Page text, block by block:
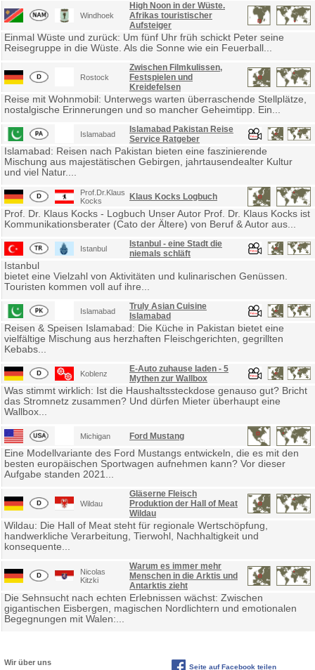
Windhoek
High Noon in der Wüste.
Afrikas touristischer
Aufsteiger
Einmal Wüste und zurück: Um fünf Uhr früh schickt Peter seine
Reisegruppe in die Wüste. Als die Sonne wie ein Feuerball...
Rostock
Zwischen Filmkulissen,
Festspielen und
Kreidefelsen
Reise mit Wohnmobil: Unterwegs warten überraschende Stellplätze,
nostalgische Erinnerungen und so mancher Geheimtipp. Ein...
Islamabad
Islamabad Pakistan Reise
Service Ratgeber
Islamabad: Reisen nach Pakistan bieten eine faszinierende
Mischung aus majestätischen Gebirgen, jahrtausendealter Kultur
und viel Natur....
Prof.Dr.Klaus
Kocks
Klaus Kocks Logbuch
Prof. Dr. Klaus Kocks - Logbuch Unser Autor Prof. Dr. Klaus Kocks ist
Kommunikationsberater (Cato der Ältere) von Beruf & Autor aus...
Istanbul
Istanbul - eine Stadt die
niemals schläft
Istanbul
bietet eine Vielzahl von Aktivitäten und kulinarischen Genüssen.
Touristen kommen voll auf ihre...
Islamabad
Truly Asian Cuisine
Islamabad
Reisen & Speisen Islamabad: Die Küche in Pakistan bietet eine
vielfältige Mischung aus herzhaften Fleischgerichten, gegrillten
Kebabs...
Koblenz
E-Auto zuhause laden - 5
Mythen zur Wallbox
Was stimmt wirklich: Ist die Haushaltssteckdose genauso gut? Bricht
das Stromnetz zusammen? Und dürfen Mieter überhaupt eine
Wallbox...
Michigan Ford Mustang
Eine Modellvariante des Ford Mustangs entwickeln, die es mit den
besten europäischen Sportwagen aufnehmen kann? Vor dieser
Aufgabe standen 2021...
Wildau
Gläserne Fleisch
Produktion der Hall of Meat
Wildau
Wildau: Die Hall of Meat steht für regionale Wertschöpfung,
handwerkliche Verarbeitung, Tierwohl, Nachhaltigkeit und
konsequente...
Nicolas
Kitzki
Warum es immer mehr
Menschen in die Arktis und
Antarktis zieht
Die Sehnsucht nach echten Erlebnissen wächst: Zwischen
gigantischen Eisbergen, magischen Nordlichtern und emotionalen
Begegnungen mit Walen:...
Wir über uns
Seite auf Facebook teilen